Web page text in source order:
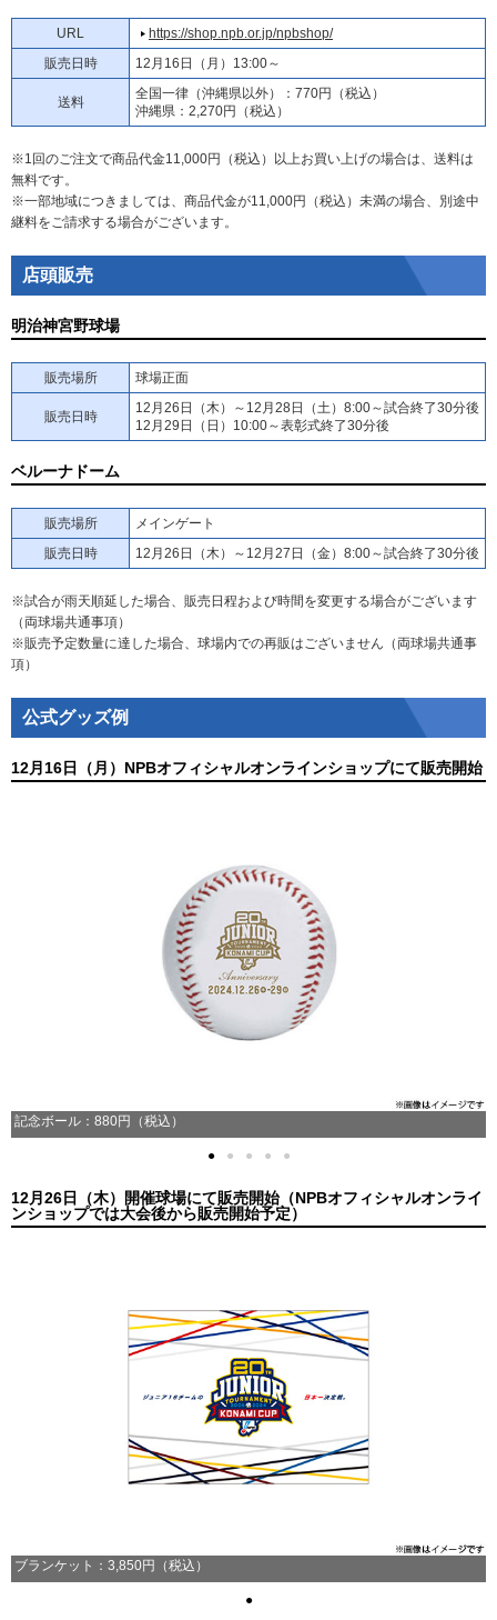
URL
https://shop.npb.or.jp/npbshop/
販売日時
12月16日（月）13:00～
送料
全国一律（沖縄県以外）：770円（税込）
沖縄県：2,270円（税込）
※1回のご注文で商品代金11,000円（税込）以上お買い上げの場合は、送料は
無料です。
※一部地域につきましては、商品代金が11,000円（税込）未満の場合、別途中
継料をご請求する場合がございます。
店頭販売
明治神宮野球場
販売場所 球場正面
販売日時
12月26日（木）～12月28日（土）8:00～試合終了30分後
12月29日（日）10:00～表彰式終了30分後
ベルーナドーム
販売場所
メインゲート
販売日時
12月26日（木）～12月27日（金）8:00～試合終了30分後
※試合が雨天順延した場合、販売日程および時間を変更する場合がございます
（両球場共通事項）
※販売予定数量に達した場合、球場内での再販はございません（両球場共通事
項）
公式グッズ例
12月16日（月）NPBオフィシャルオンラインショップにて販売開始
記念ボール：880円（税込）
● ● ● ● ●
12月26日（木）開催球場にて販売開始（NPBオフィシャルオンライ
ンショップでは大会後から販売開始予定）
ブランケット：3,850円（税込）
●